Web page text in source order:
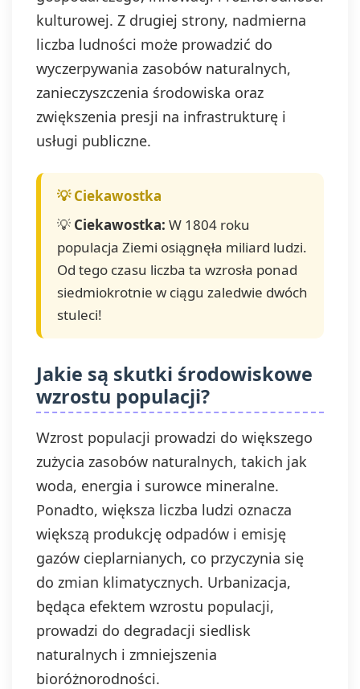
kulturowej. Z drugiej strony, nadmierna
liczba ludności może prowadzić do
wyczerpywania zasobów naturalnych,
zanieczyszczenia środowiska oraz
zwiększenia presji na infrastrukturę i
usługi publiczne.
💡 Ciekawostka: W 1804 roku
populacja Ziemi osiągnęła miliard ludzi.
Od tego czasu liczba ta wzrosła ponad
siedmiokrotnie w ciągu zaledwie dwóch
stuleci!
Jakie są skutki środowiskowe
wzrostu populacji?
Wzrost populacji prowadzi do większego
zużycia zasobów naturalnych, takich jak
woda, energia i surowce mineralne.
Ponadto, większa liczba ludzi oznacza
większą produkcję odpadów i emisję
gazów cieplarnianych, co przyczynia się
do zmian klimatycznych. Urbanizacja,
będąca efektem wzrostu populacji,
prowadzi do degradacji siedlisk
naturalnych i zmniejszenia
bioróżnorodności.